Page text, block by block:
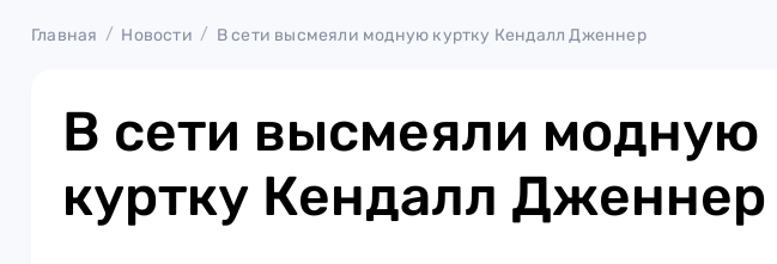
Главная Новости В сети высмеяли модную куртку Кендалл Дженнер
В сети высмеяли модную
куртку Кендалл Дженнер